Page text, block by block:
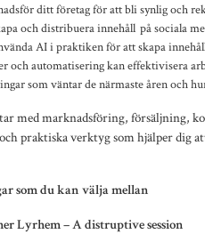
ditt företag för att bli synlig och
och distribuera innehåll på sociala
AI i praktiken för att skapa
och automatisering kan effektivisera
som väntar de närmaste åren och
med marknadsföring, försäljning,
praktiska verktyg som hjälper dig
som du kan välja mellan
Lyrhem – A distruptive session